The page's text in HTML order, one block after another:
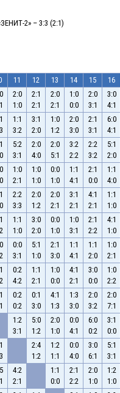
2» – 3:3 (2:1)
11 12 13 14 15 16
2:0
1:0
2:1
2:1
2:0
2:1
1:0
0:0
2:0
3:1
3:0
4:1
1:1
3:2
3:1
2:0
1:0
1:2
2:0
3:0
2:1
3:1
6:0
4:1
5:2
3:1
2:0
4:0
2:0
5:1
3:2
2:2
2:2
3:2
5:1
2:0
1:0
2:1
1:0
1:0
0:0
1:0
1:1
4:1
2:1
0:0
1:1
4:0
2:2
3:3
2:0
1:2
2:0
2:1
3:1
2:1
4:1
2:1
1:1
1:0
1:1
1:0
3:0
2:0
0:0
1:0
1:0
3:1
2:1
2:2
4:1
1:0
0:0
3:1
5:1
1:0
2:1
3:0
1:1
4:1
1:1
2:0
1:0
2:1
0:2
4:2
1:1
2:1
1:0
0:0
4:1
2:1
3:0
0:0
1:0
2:2
0:2
0:2
0:1
3:0
4:1
1:3
1:3
3:0
2:0
3:2
2:0
7:1
1:2
3:1
5:0
1:2
2:0
1:0
0:0
4:1
6:0
0:2
3:1
0:0
2:4
1:2
1:2
1:1
0:0
4:0
3:0
6:1
5:1
3:1
4:2
2:1
1:1
0:0
2:1
2:2
2:0
1:0
1:2
1:0